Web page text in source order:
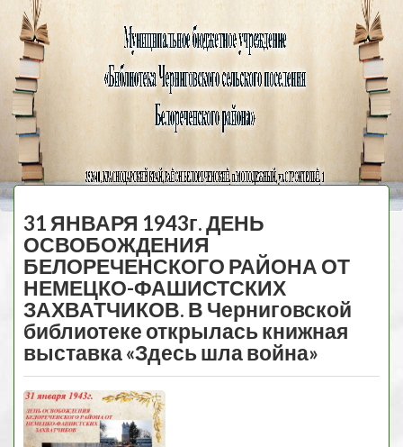
Черниговская
библиотека
МЕНЮ
31 ЯНВАРЯ 1943г. ДЕНЬ
ОСВОБОЖДЕНИЯ
БЕЛОРЕЧЕНСКОГО РАЙОНА ОТ
НЕМЕЦКО-ФАШИСТСКИХ
ЗАХВАТЧИКОВ. В Черниговской
библиотеке открылась книжная
выставка «Здесь шла война»